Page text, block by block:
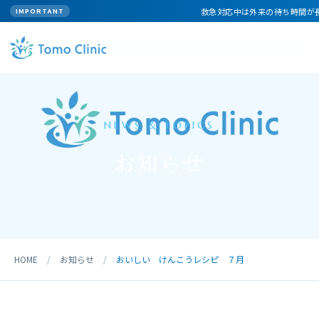
IMPORTANT 救急対応中は外来の待ち時間が長く
NEWS & TOPICS
HOME / お知らせ / おいしい けんこうレシピ ７月